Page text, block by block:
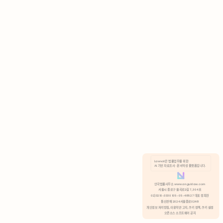
분석 쿠키 허용
Lawvot은 법률업무를 위한
AI 기반 자료조사 · 문서작성 플랫폼입니다.
안국법률사무소 www.anguklaw.com
서울시 종로구 율곡로2길 7, 304호
02)3210-3330 105-05-48527 대표 정희찬
통신판매 2024서울종로0248
개인정보 처리방침, 이용약관 고지, 쿠키 정책, 쿠키 설정
오픈소스 소프트웨어 공지